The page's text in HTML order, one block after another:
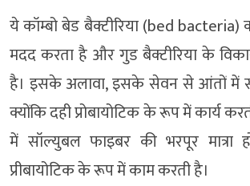
ये कॉम्बो बेड बैक्टीरिया (bed
मदद करता है और गुड बैक्टीरिया के
है। इसके अलावा, इसके सेवन से आंतों में
क्योंकि दही प्रोबायोटिक के रूप में कार्य
में सॉल्युबल फाइबर की भरपूर
प्रीबायोटिक के रूप में काम करती है।